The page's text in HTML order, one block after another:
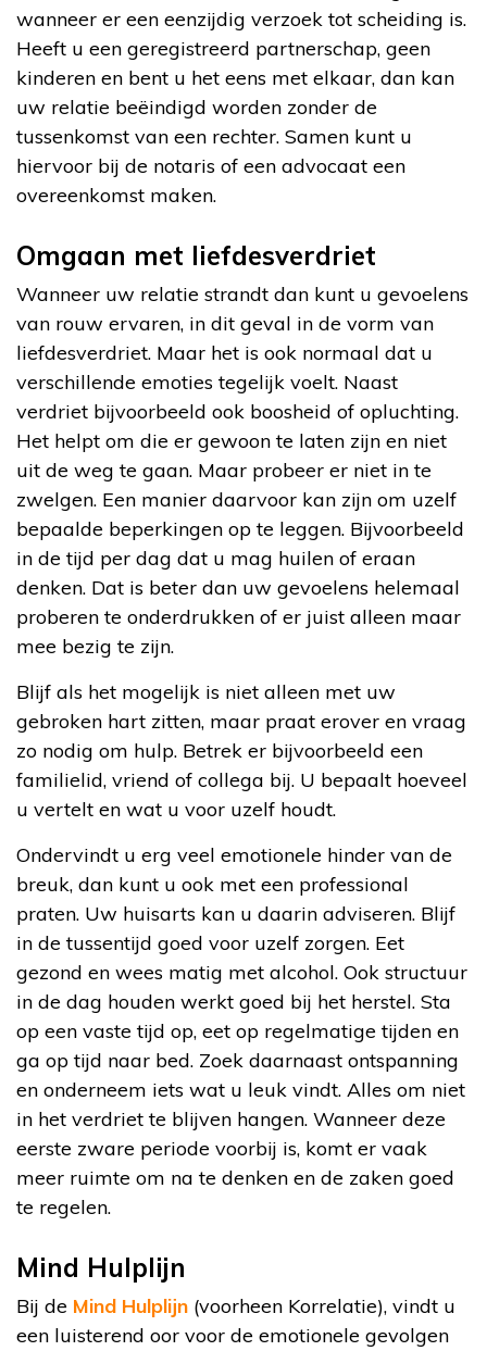
wanneer er een eenzijdig verzoek tot scheiding is.
Heeft u een geregistreerd partnerschap, geen
kinderen en bent u het eens met elkaar, dan kan
uw relatie beëindigd worden zonder de
tussenkomst van een rechter. Samen kunt u
hiervoor bij de notaris of een advocaat een
overeenkomst maken.
Omgaan met liefdesverdriet
Wanneer uw relatie strandt dan kunt u gevoelens
van rouw ervaren, in dit geval in de vorm van
liefdesverdriet. Maar het is ook normaal dat u
verschillende emoties tegelijk voelt. Naast
verdriet bijvoorbeeld ook boosheid of opluchting.
Het helpt om die er gewoon te laten zijn en niet
uit de weg te gaan. Maar probeer er niet in te
zwelgen. Een manier daarvoor kan zijn om uzelf
bepaalde beperkingen op te leggen. Bijvoorbeeld
in de tijd per dag dat u mag huilen of eraan
denken. Dat is beter dan uw gevoelens helemaal
proberen te onderdrukken of er juist alleen maar
mee bezig te zijn.
Blijf als het mogelijk is niet alleen met uw
gebroken hart zitten, maar praat erover en vraag
zo nodig om hulp. Betrek er bijvoorbeeld een
familielid, vriend of collega bij. U bepaalt hoeveel
u vertelt en wat u voor uzelf houdt.
Ondervindt u erg veel emotionele hinder van de
breuk, dan kunt u ook met een professional
praten. Uw huisarts kan u daarin adviseren. Blijf
in de tussentijd goed voor uzelf zorgen. Eet
gezond en wees matig met alcohol. Ook structuur
in de dag houden werkt goed bij het herstel. Sta
op een vaste tijd op, eet op regelmatige tijden en
ga op tijd naar bed. Zoek daarnaast ontspanning
en onderneem iets wat u leuk vindt. Alles om niet
in het verdriet te blijven hangen. Wanneer deze
eerste zware periode voorbij is, komt er vaak
meer ruimte om na te denken en de zaken goed
te regelen.
Mind Hulplijn
Bij de Mind Hulplijn (voorheen Korrelatie), vindt u
een luisterend oor voor de emotionele gevolgen